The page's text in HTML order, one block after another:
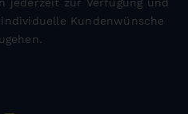
Kundenwünsche